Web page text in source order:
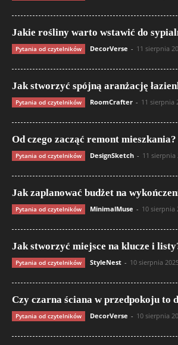
Jakie rośliny warto wstawić do
Pytania od czytelników DecorVerse - 11 sierpnia
Jak stworzyć spójną aranżację
Pytania od czytelników RoomCrafter - 11 sierpnia
Od czego zacząć remont mieszkania?
Pytania od czytelników DesignSketch - 11 sierpnia
Jak zaplanować budżet na
Pytania od czytelników MinimalMuse - 10 sierpnia
Jak stworzyć miejsce na klucze i
Pytania od czytelników StyleNest - 10 sierpnia
Czy czarna ściana w przedpokoju to
Pytania od czytelników DecorVerse - 10 sierpnia